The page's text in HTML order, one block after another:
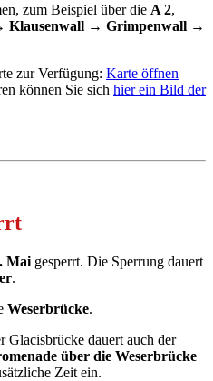
zum Beispiel über die A 2,
Klausenwall → Grimpenwall →
zur Verfügung: Karte öffnen
können Sie sich hier ein Bild der
Mai gesperrt. Die Sperrung dauert
.
Weserbrücke.
Glacisbrücke dauert auch der
über die Weserbrücke
Zeit ein.